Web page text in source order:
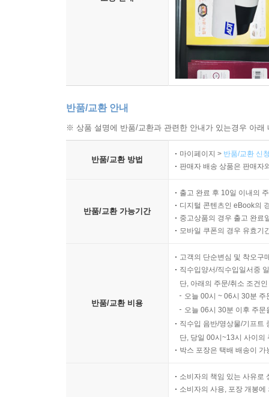
반품/교환 안내
※ 상품 설명에 반품/교환과 관련한 안내가 있는경우 아
반품/교환 방법
마이페이지 > 반품/교환 신
판매자 배송 상품은 판매자
반품/교환 가능기간
출고 완료 후 10일 이내의
디지털 콘텐츠인 eBook의
중고상품의 경우 출고 완료
모바일 쿠폰의 경우 유효기
반품/교환 비용
고객의 단순변심 및 착오구
직수입양서/직수입일서중
단, 아래의 주문/취소 조건
오늘 00시 ~ 06시 30분
오늘 06시 30분 이후 주
직수입 음반/영상물/기프트
단, 당일 00시~13시 사이의
박스 포장은 택배 배송이
소비자의 책임 있는 사유로
소비자의 사용, 포장 개봉